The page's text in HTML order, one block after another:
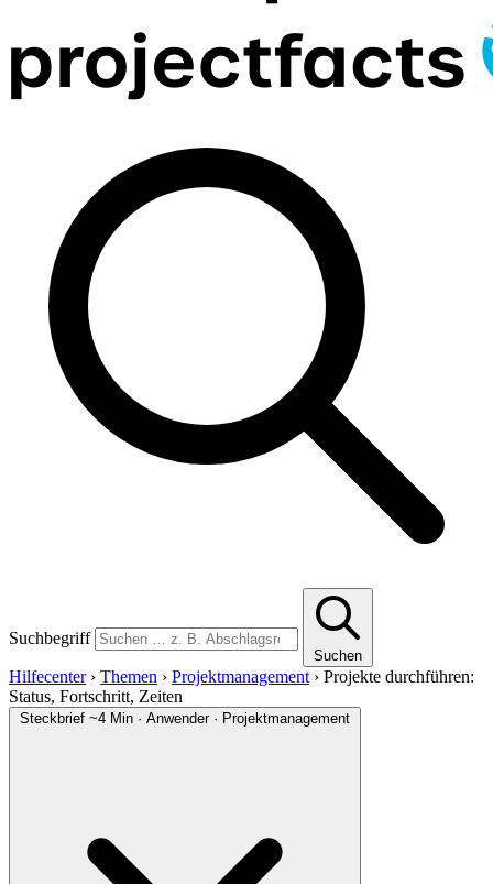
Suchbegriff
Suchen
Hilfecenter › Themen › Projektmanagement › Projekte durchführen:
Status, Fortschritt, Zeiten
Steckbrief ~4 Min · Anwender · Projektmanagement